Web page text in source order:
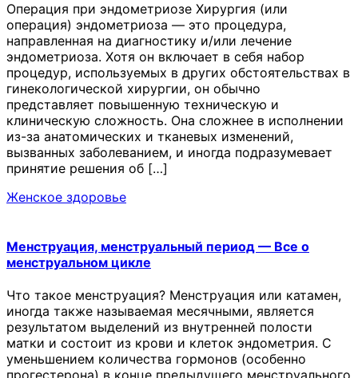
Операция при эндометриозе Хирургия (или
операция) эндометриоза — это процедура,
направленная на диагностику и/или лечение
эндометриоза. Хотя он включает в себя набор
процедур, используемых в других обстоятельствах в
гинекологической хирургии, он обычно
представляет повышенную техническую и
клиническую сложность. Она сложнее в исполнении
из-за анатомических и тканевых изменений,
вызванных заболеванием, и иногда подразумевает
принятие решения об […]
Женское здоровье
Менструация, менструальный период — Все о
менструальном цикле
Что такое менструация? Менструация или катамен,
иногда также называемая месячными, является
результатом выделений из внутренней полости
матки и состоит из крови и клеток эндометрия. С
уменьшением количества гормонов (особенно
прогестерона) в конце предыдущего менструального